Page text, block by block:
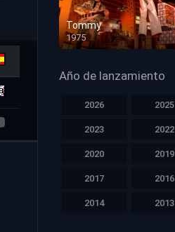
Tommy
1975
HD 1080p
Año de lanzamiento
2026 2025
2023 2022
2020 2019
2017 2016
2014 2013